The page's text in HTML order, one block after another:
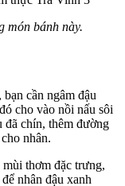
món bánh này.
cần ngâm đậu
cho vào nồi nấu sôi
chín, thêm đường
nhân.
thơm đặc trưng,
nhân đậu xanh